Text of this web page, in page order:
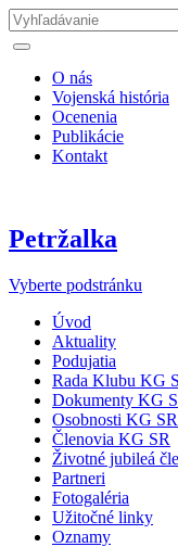
O nás
Vojenská história
Ocenenia
Publikácie
Kontakt
Petržalka
Vyberte podstránku
Úvod
Aktuality
Podujatia
Rada Klubu KG
Dokumenty KG
Osobnosti KG SR
Členovia KG SR
Životné jubileá
Partneri
Fotogaléria
Užitočné linky
Oznamy